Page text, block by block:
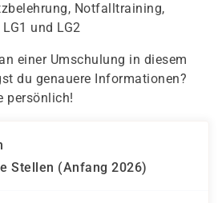
Notfalltraining,
und LG2
einer Umschulung in diesem
du genauere Informationen?
persönlich!
Stellen (Anfang 2026)